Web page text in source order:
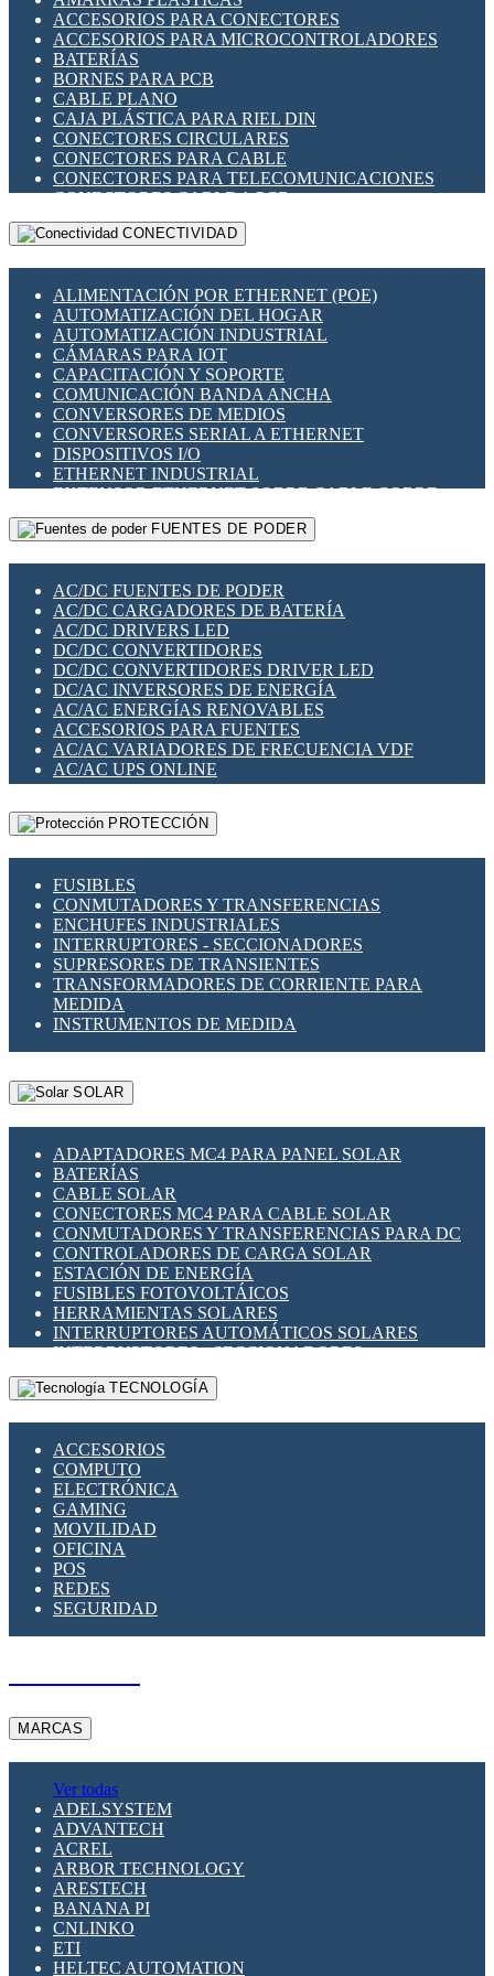
INDICADORES PARA PANEL
INTERFACES DE RELÉ
INTERRUPTORES FIN DE CARRERA
LLAVES CONMUTADORAS
MEDIDORES DE ENERGÍA Y TC'S DE CORRIENTE
MOTORES PASO A PASO
PANTALLAS HMI
PLC -CONTROLADORES LÓGICO PROGRAMABLES
PROGRAMADORES DE HORARIO
RELÉS DE PROTECCIÓN
SENSORES CAPACITIVOS
SENSORES INDUCTIVOS
TEMPORIZADORES
VARIACS
VARIADORES DE FRECUENCIA [VDF]
SECCIONADORES - INTERRUPTORES
MAQUINARIA
ACCESORIOS PARA CONECTORES
ACCESORIOS PARA MICROCONTROLADORES
BATERÍAS
BORNES PARA PCB
CABLE PLANO
CAJA PLÁSTICA PARA RIEL DIN
CONECTORES CIRCULARES
CONECTORES PARA CABLE
CONECTORES PARA TELECOMUNICACIONES
CONECTORES CABLE A PCB
CONECTORES PCB A CABLE
DIP SWITCHES
HERRAMIENTAS VARIAS
ILUMINACIÓN LED
INTERRUPTORES REED
INTERFACES DE RELÉ
OTROS RELÉS
PROTECCIÓN TÉRMICA
RELÉS AUTOMOTRICES
RELÉS DE SEÑAL
RELÉS DE ESTADO SÓLIDO SSR
RELÉS INDUSTRIALES
RELÉS MINIATURA DE POTENCIA
SENSORES MAGNÉTICOS
SWITCH Y MICROSWITCH
TARJETAS PI
UNIÓN Y DERIVACIÓN DE CABLE
CONECTIVIDAD
ALIMENTACIÓN POR ETHERNET (POE)
AUTOMATIZACIÓN DEL HOGAR
AUTOMATIZACIÓN INDUSTRIAL
CÁMARAS PARA IOT
CAPACITACIÓN Y SOPORTE
COMUNICACIÓN BANDA ANCHA
CONVERSORES DE MEDIOS
CONVERSORES SERIAL A ETHERNET
DISPOSITIVOS I/O
ETHERNET INDUSTRIAL
EXTENSOR ETHERNET SOBRE CABLE COBRE
GATEWAY LORAWAN
GESTIÓN DE REDES
PLACAS MODULARES IOT
SWITCHES Y REDES WIFI
SOLUCIONES IOT
SOLUCIONES LORAWAN
SOLUCIONES RED CELULAR
SEGURIDAD PARA REDES
SWITCHES LAN
TELEFONÍA IP (VOIP)
VIGILANCIA IP (CCTV)
MESHTASTIC
FUENTES DE PODER
AC/DC FUENTES DE PODER
AC/DC CARGADORES DE BATERÍA
AC/DC DRIVERS LED
DC/DC CONVERTIDORES
DC/DC CONVERTIDORES DRIVER LED
DC/AC INVERSORES DE ENERGÍA
AC/AC ENERGÍAS RENOVABLES
ACCESORIOS PARA FUENTES
AC/AC VARIADORES DE FRECUENCIA VDF
AC/AC UPS ONLINE
PROTECCIÓN
FUSIBLES
CONMUTADORES Y TRANSFERENCIAS
ENCHUFES INDUSTRIALES
INTERRUPTORES - SECCIONADORES
SUPRESORES DE TRANSIENTES
TRANSFORMADORES DE CORRIENTE PARA
MEDIDA
INSTRUMENTOS DE MEDIDA
SOLAR
ADAPTADORES MC4 PARA PANEL SOLAR
BATERÍAS
CABLE SOLAR
CONECTORES MC4 PARA CABLE SOLAR
CONMUTADORES Y TRANSFERENCIAS PARA DC
CONTROLADORES DE CARGA SOLAR
ESTACIÓN DE ENERGÍA
FUSIBLES FOTOVOLTÁICOS
HERRAMIENTAS SOLARES
INTERRUPTORES AUTOMÁTICOS SOLARES
INTERRUPTORES - SECCIONADORES
FOTOVOLTÁICOS
MONTAJE PANEL SOLAR
SUPRESOR DE TRANSIENTES SPDS PARA
APLICACIONES FOTOVOLTAICAS
TECNOLOGÍA
ACCESORIOS
COMPUTO
ELECTRÓNICA
GAMING
MOVILIDAD
OFICINA
POS
REDES
SEGURIDAD
MARCAS
Ver todas
ADELSYSTEM
ADVANTECH
ACREL
ARBOR TECHNOLOGY
ARESTECH
BANANA PI
CNLINKO
ETI
HELTEC AUTOMATION